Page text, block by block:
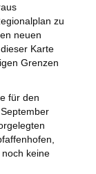
zu
neuen
Karte
Grenzen
für den
keine